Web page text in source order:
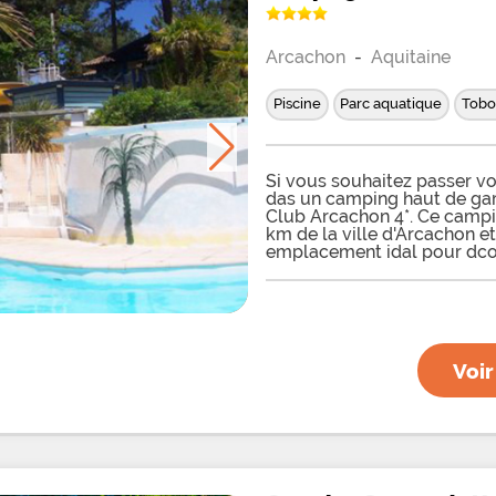
Arcachon - Aquitaine
Piscine Parc aquatique
Si vous souhaitez passer
das un camping haut de
Club Arcachon 4*. Ce
km de la ville d'Arcachon
emplacement idal pour
camping 4* Club Arcachon
aquatique complet. Le
d'un toboggan aquatique
camping vous propose de
bois de 4 places. Plus
mobil-homes tout confort.
parasol. Les modles
ou installer votre